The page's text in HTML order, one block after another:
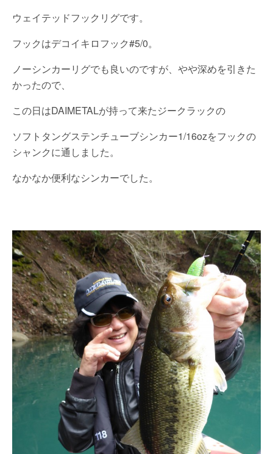
ウェイテッドフックリグです。
フックはデコイキロフック#5/0。
ノーシンカーリグでも良いのですが、やや深めを引きた
かったので、
この日はDAIMETALが持って来たジークラックの
ソフトタングステンチューブシンカー1/16ozをフックの
シャンクに通しました。
なかなか便利なシンカーでした。